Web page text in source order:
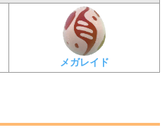
メガレイド